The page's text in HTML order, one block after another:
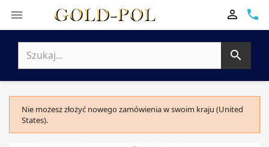
 phone


Nie możesz złożyć nowego zamówienia w swoim kraju (United
States).